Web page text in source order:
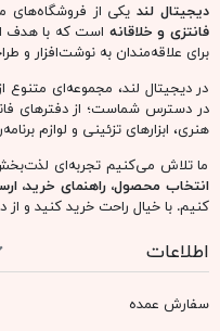
دیجیتال لند یکی از فروشگاه‌های
فانتزی و خلاقانه است که با هدف
برای علاقه‌مندان به نوشت‌افزار و
در دیجیتال لند، مجموعه‌ای
در دسترس شماست؛ از دفترهای
هنری، ابزارهای تزئینی و لوازم
ما تلاش می‌کنیم تجربه‌ای لذت‌بخش
انتخاب محصول، راهنمای خرید،
کنیم. با خیال راحت خرید کنید و از
اطلاعات
سفارش عمده